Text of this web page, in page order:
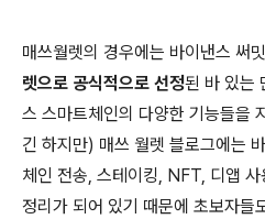
매쓰월렛의 경우에는 바이낸스 써
렛으로 공식적으로 선정된 바 있는
스 스마트체인의 다양한 기능들을
긴 하지만) 매쓰 월렛 블로그에는
체인 전송, 스테이킹, NFT, 디앱
정리가 되어 있기 때문에 초보자들